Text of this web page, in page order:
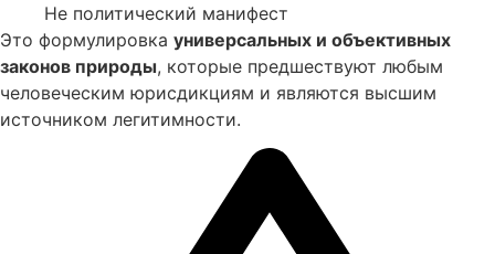
Не политический манифест
Это формулировка универсальных и объективных
законов природы, которые предшествуют любым
человеческим юрисдикциям и являются высшим
источником легитимности.